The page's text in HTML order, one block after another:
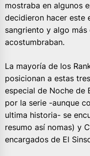
mostraba en algunos
decidieron hacer este
sangriento y algo
acostumbraban.
La mayoría de los
posicionan a estas
especial de Noche de
por la serie -aunque
ultima historia- se
resumo así nomas) y
encargados de El